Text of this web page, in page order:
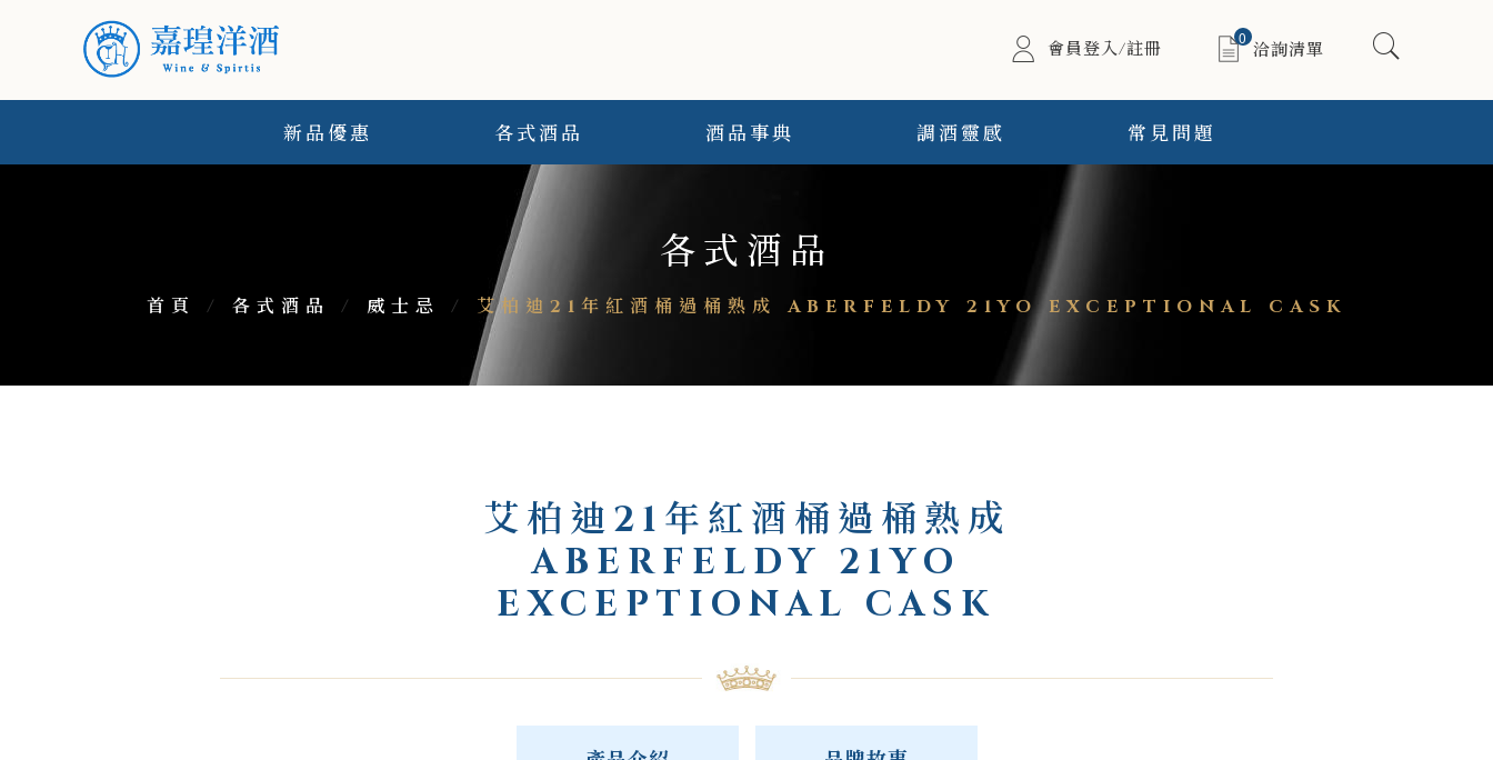
會員登入/註冊 0
洽詢清單
新品優惠 各式酒品 酒品事典 調酒靈感 常見問題
各式酒品
首頁 / 各式酒品 / 威士忌 / 艾柏迪21年紅酒桶過桶熟成 ABERFELDY 21YO EXCEPTIONAL CASK
艾柏迪21年紅酒桶過桶熟成
ABERFELDY 21YO
EXCEPTIONAL CASK